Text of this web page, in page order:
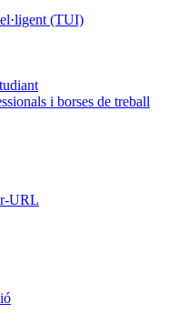
(TUI)
i borses de treball
URL